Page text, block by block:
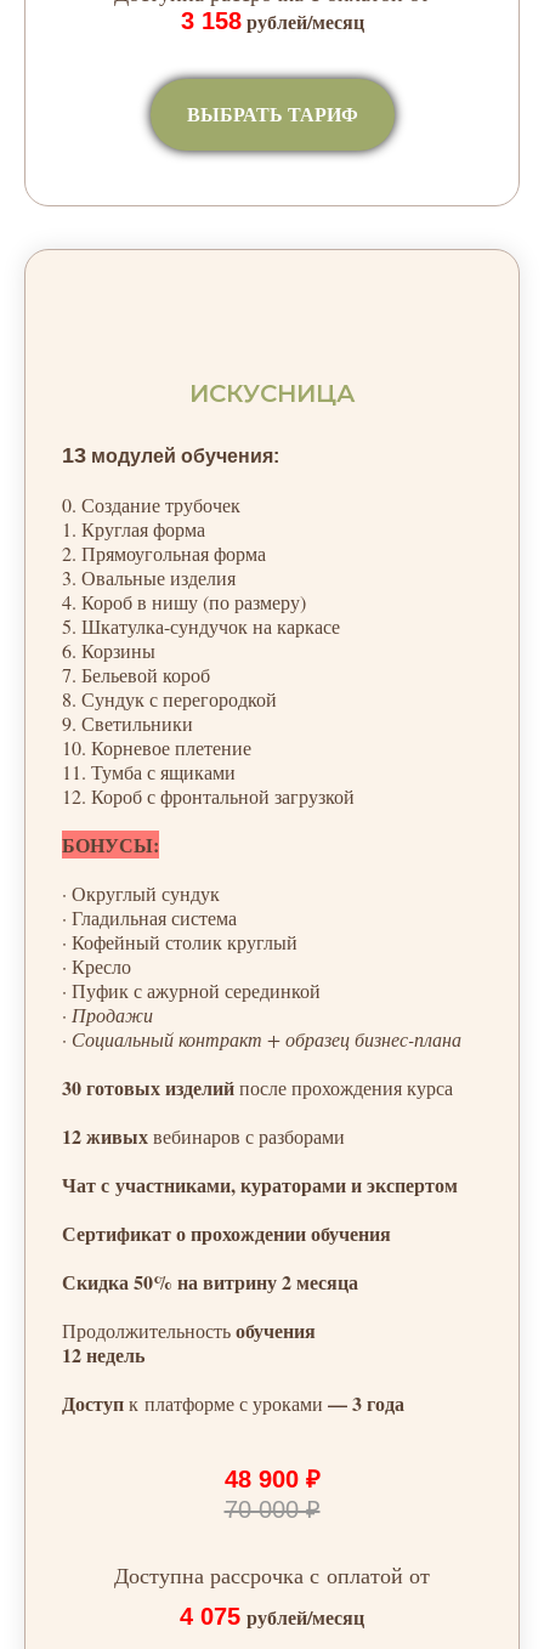
3 158рублей/месяц
ВЫБРАТЬ ТАРИФ
ИСКУСНИЦА
13 модулей обучения:
0. Создание трубочек
1. Круглая форма
2. Прямоугольная форма
3. Овальные изделия
4. Короб в нишу (по размеру)
5. Шкатулка-сундучок на каркасе
6. Корзины
7. Бельевой короб
8. Сундук с перегородкой
9. Светильники
10. Корневое плетение
11. Тумба с ящиками
12. Короб с фронтальной загрузкой
БОНУСЫ:
· Округлый сундук
· Гладильная система
· Кофейный столик круглый
· Кресло
· Пуфик с ажурной серединкой
· Продажи
· Социальный контракт + образец бизнес-плана
30 готовых изделийпосле прохождения курса
12 живыхвебинаров с разборами
Чат с участниками, кураторами и экспертом
Сертификат о прохождении обучения
Скидка 50% на витрину 2 месяца
Продолжительностьобучения
12 недель
Доступк платформе с уроками — 3 года
48 900 ₽
70 000 ₽
Доступна рассрочка с оплатой от
4 075 рублей/месяц